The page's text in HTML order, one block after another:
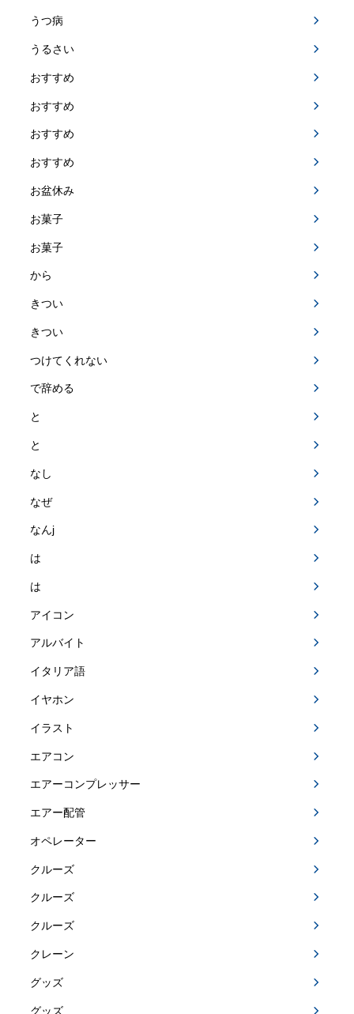
うつ病
うるさい
おすすめ
おすすめ
おすすめ
おすすめ
お盆休み
お菓子
お菓子
から
きつい
きつい
つけてくれない
で辞める
と
と
なし
なぜ
なんj
は
は
アイコン
アルバイト
イタリア語
イヤホン
イラスト
エアコン
エアーコンプレッサー
エアー配管
オペレーター
クルーズ
クルーズ
クルーズ
クレーン
グッズ
グッズ